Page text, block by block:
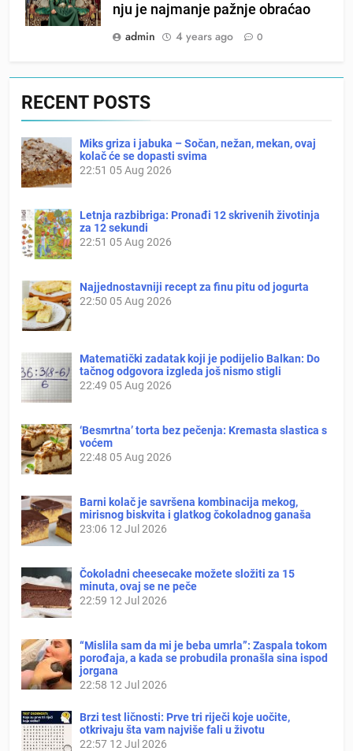
nju je najmanje pažnje obraćao
admin
4 years ago 0
RECENT POSTS
Miks griza i jabuka – Sočan, nežan, mekan, ovaj
kolač će se dopasti svima
22:51 05 Aug 2026
Letnja razbibriga: Pronađi 12 skrivenih životinja
za 12 sekundi
22:51 05 Aug 2026
Najjednostavniji recept za finu pitu od jogurta
22:50 05 Aug 2026
Matematički zadatak koji je podijelio Balkan: Do
tačnog odgovora izgleda još nismo stigli
22:49 05 Aug 2026
‘Besmrtna’ torta bez pečenja: Kremasta slastica s
voćem
22:48 05 Aug 2026
Barni kolač je savršena kombinacija mekog,
mirisnog biskvita i glatkog čokoladnog ganaša
23:06 12 Jul 2026
Čokoladni cheesecake možete složiti za 15
minuta, ovaj se ne peče
22:59 12 Jul 2026
“Mislila sam da mi je beba umrla”: Zaspala tokom
porođaja, a kada se probudila pronašla sina ispod
jorgana
22:58 12 Jul 2026
Brzi test ličnosti: Prve tri riječi koje uočite,
otkrivaju šta vam najviše fali u životu
22:57 12 Jul 2026